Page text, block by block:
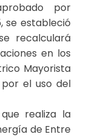
por
se estableció
recalculará
en los
Mayorista
el uso del
realiza la
de Entre